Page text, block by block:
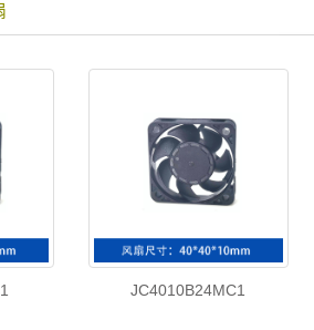
JC4010B24MC1